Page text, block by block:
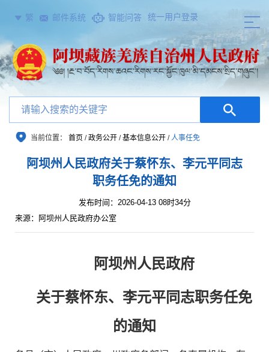
繁 邮件系统 智能问答 统一用户登录
当前位置： 首页 /政务公开 /基本信息公开 /人事任免
阿坝州人民政府关于蔡怀东、李元平同志
职务任免的通知
发布时间：2026-04-13 08时34分
来源：阿坝州人民政府办公室
阿坝州人民政府
关于蔡怀东、李元平同志职务任免
的通知